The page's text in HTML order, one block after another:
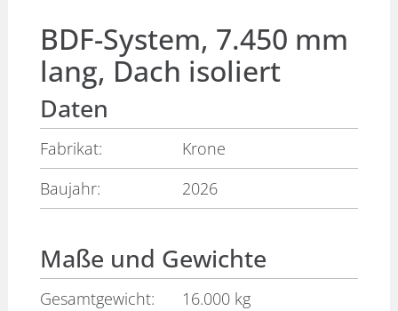
BDF-System, 7.450 mm
lang, Dach isoliert
Daten
Fabrikat:
Krone
Baujahr:
2026
Maße und Gewichte
Gesamtgewicht:
16.000 kg